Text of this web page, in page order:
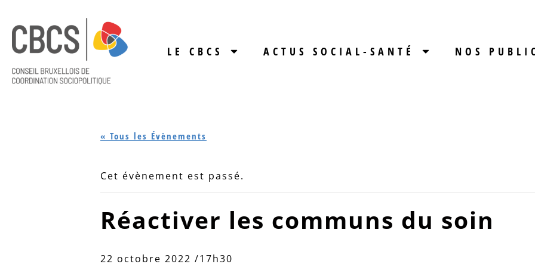
LE CBCS ACTUS SOCIAL-SANTÉ NOS
« Tous les Évènements
Cet évènement est passé.
Réactiver les communs du soin
22 octobre 2022 /17h30